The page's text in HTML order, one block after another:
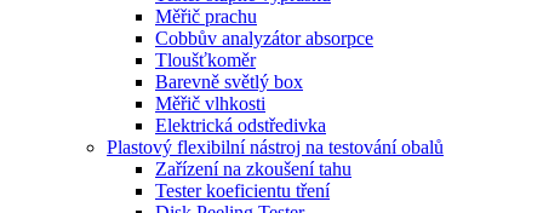
Měřič prachu
Cobbův analyzátor absorpce
Tloušťkoměr
Barevně světlý box
Měřič vlhkosti
Elektrická odstředivka
Plastový flexibilní nástroj na testování obalů
Zařízení na zkoušení tahu
Tester koeficientu tření